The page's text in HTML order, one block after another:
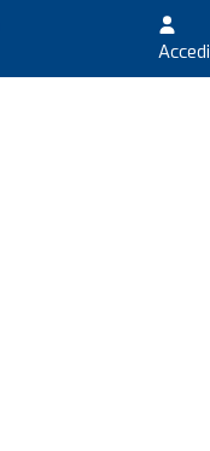
Accedi